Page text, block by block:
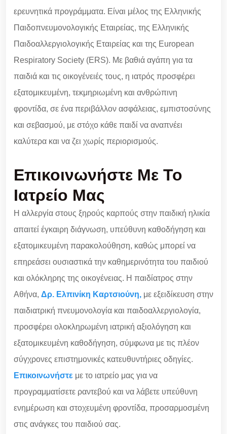
ερευνητικά προγράμματα. Είναι μέλος της Ελληνικής
Παιδοπνευμονολογικής Εταιρείας, της Ελληνικής
Παιδοαλλεργιολογικής Εταιρείας και της European
Respiratory Society (ERS). Με βαθιά αγάπη για τα
παιδιά και τις οικογένειές τους, η ιατρός προσφέρει
εξατομικευμένη, τεκμηριωμένη και ανθρώπινη
φροντίδα, σε ένα περιβάλλον ασφάλειας, εμπιστοσύνης
και σεβασμού, με στόχο κάθε παιδί να αναπνέει
καλύτερα και να ζει χωρίς περιορισμούς.
Επικοινωνήστε Με Το
Ιατρείο Μας
Η αλλεργία στους ξηρούς καρπούς στην παιδική ηλικία
απαιτεί έγκαιρη διάγνωση, υπεύθυνη καθοδήγηση και
εξατομικευμένη παρακολούθηση, καθώς μπορεί να
επηρεάσει ουσιαστικά την καθημερινότητα του παιδιού
και ολόκληρης της οικογένειας. Η παιδίατρος στην
Αθήνα, Δρ. Ελπινίκη Καρτσιούνη, με εξειδίκευση στην
παιδιατρική πνευμονολογία και παιδοαλλεργιολογία,
προσφέρει ολοκληρωμένη ιατρική αξιολόγηση και
εξατομικευμένη καθοδήγηση, σύμφωνα με τις πλέον
σύγχρονες επιστημονικές κατευθυντήριες οδηγίες.
Επικοινωνήστε με το ιατρείο μας για να
προγραμματίσετε ραντεβού και να λάβετε υπεύθυνη
ενημέρωση και στοχευμένη φροντίδα, προσαρμοσμένη
στις ανάγκες του παιδιού σας.